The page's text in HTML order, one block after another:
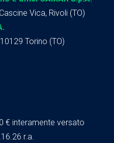
Vica, Rivoli (TO)
Torino (TO)
€ interamente versato
r.a.